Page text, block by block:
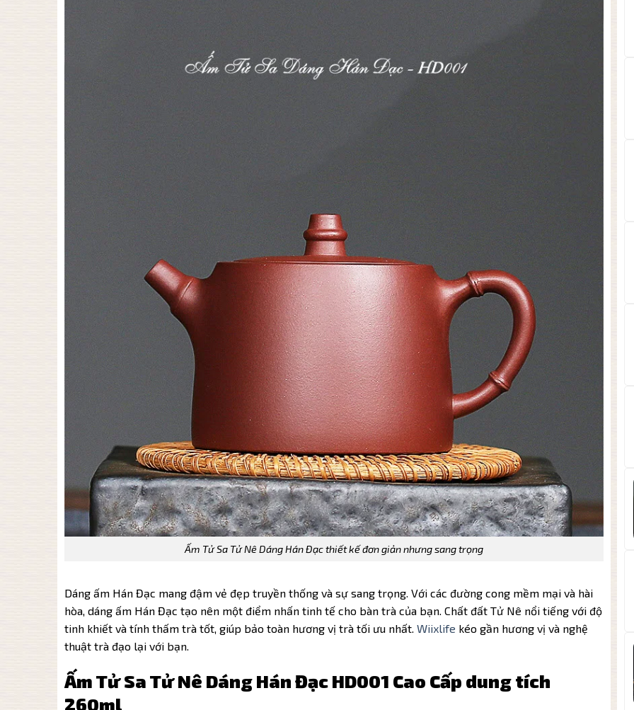
Ấm Tử Sa Tử Nê Dáng Hán Đạc thiết kế đơn giản nhưng sang trọng
Dáng ấm Hán Đạc mang đậm vẻ đẹp truyền thống và sự sang trọng. Với các đường cong mềm mại và hài
hòa, dáng ấm Hán Đạc tạo nên một điểm nhấn tinh tế cho bàn trà của bạn. Chất đất Tử Nê nổi tiếng với độ
tinh khiết và tính thấm trà tốt, giúp bảo toàn hương vị trà tối ưu nhất. Wiixlife kéo gần hương vị và nghệ
thuật trà đạo lại với bạn.
Ấm Tử Sa Tử Nê Dáng Hán Đạc HD001 Cao Cấp dung tích
260ml